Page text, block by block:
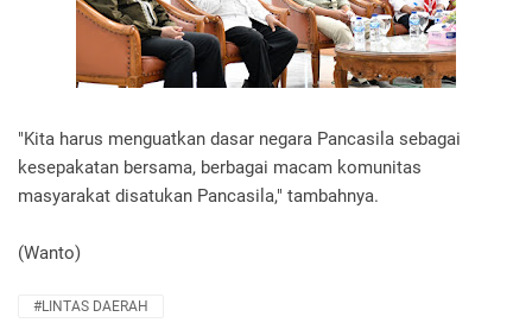
"Kita harus menguatkan dasar negara Pancasila sebagai
kesepakatan bersama, berbagai macam komunitas
masyarakat disatukan Pancasila," tambahnya.
(Wanto)
#LINTAS DAERAH